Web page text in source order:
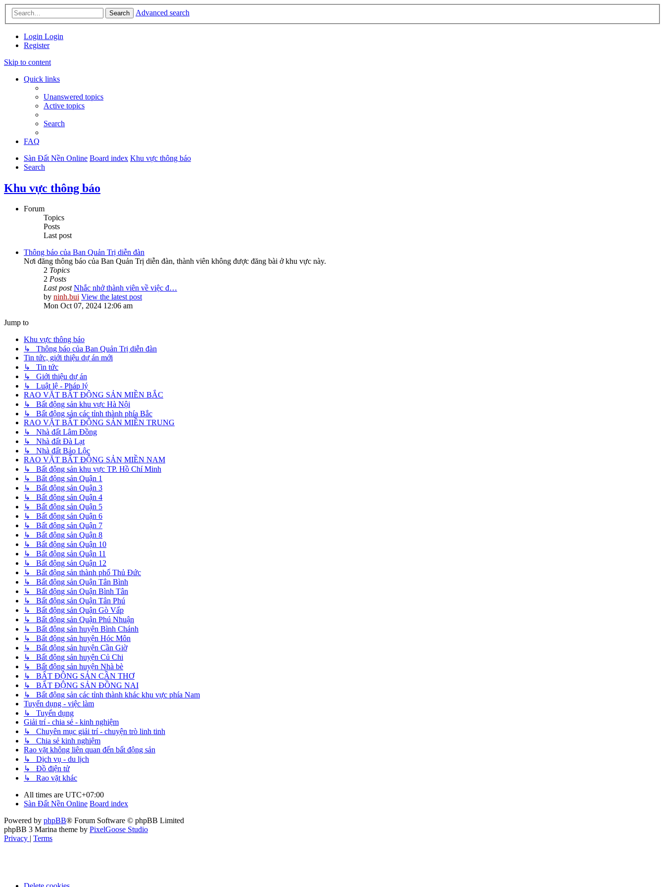
Search Advanced search
Login Login
Register
Skip to content
Quick links
Unanswered topics
Active topics
Search
FAQ
Sàn Đất Nền Online Board index Khu vực thông báo
Search
Khu vực thông báo
Forum
Topics
Posts
Last post
Thông báo của Ban Quản Trị diễn đàn
Nơi đăng thông báo của Ban Quản Trị diễn đàn, thành viên không được đăng bài ở khu vực này.
2 Topics
2 Posts
Last post Nhắc nhở thành viên về việc đ…
by ninh.bui View the latest post
Mon Oct 07, 2024 12:06 am
Jump to
Khu vực thông báo
↳ Thông báo của Ban Quản Trị diễn đàn
Tin tức, giới thiệu dự án mới
↳ Tin tức
↳ Giới thiệu dự án
↳ Luật lệ - Pháp lý
RAO VẶT BẤT ĐỘNG SẢN MIỀN BẮC
↳ Bất động sản khu vực Hà Nội
↳ Bất động sản các tỉnh thành phía Bắc
RAO VẶT BẤT ĐỘNG SẢN MIỀN TRUNG
↳ Nhà đất Lâm Đồng
↳ Nhà đất Đà Lạt
↳ Nhà đất Bảo Lộc
RAO VẶT BẤT ĐỘNG SẢN MIỀN NAM
↳ Bất động sản khu vực TP. Hồ Chí Minh
↳ Bất động sản Quận 1
↳ Bất động sản Quận 3
↳ Bất động sản Quận 4
↳ Bất động sản Quận 5
↳ Bất động sản Quận 6
↳ Bất động sản Quận 7
↳ Bất động sản Quận 8
↳ Bất động sản Quận 10
↳ Bất động sản Quận 11
↳ Bất động sản Quận 12
↳ Bất động sản thành phố Thủ Đức
↳ Bất động sản Quận Tân Bình
↳ Bất động sản Quận Bình Tân
↳ Bất động sản Quận Tân Phú
↳ Bất động sản Quận Gò Vấp
↳ Bất động sản Quận Phú Nhuận
↳ Bất động sản huyện Bình Chánh
↳ Bất động sản huyện Hóc Môn
↳ Bất động sản huyện Cần Giờ
↳ Bất động sản huyện Củ Chi
↳ Bất động sản huyện Nhà bè
↳ BẤT ĐỘNG SẢN CẦN THƠ
↳ BẤT ĐỘNG SẢN ĐỒNG NAI
↳ Bất động sản các tỉnh thành khác khu vực phía Nam
Tuyển dụng - việc làm
↳ Tuyển dụng
Giải trí - chia sẻ - kinh nghiệm
↳ Chuyên mục giải trí - chuyện trò linh tinh
↳ Chia sẻ kinh nghiệm
Rao vặt không liên quan đến bất động sản
↳ Dịch vụ - du lịch
↳ Đồ điện tử
↳ Rao vặt khác
All times are UTC+07:00
Sàn Đất Nền Online Board index
Powered by phpBB® Forum Software © phpBB Limited
phpBB 3 Marina theme by PixelGoose Studio
Privacy | Terms